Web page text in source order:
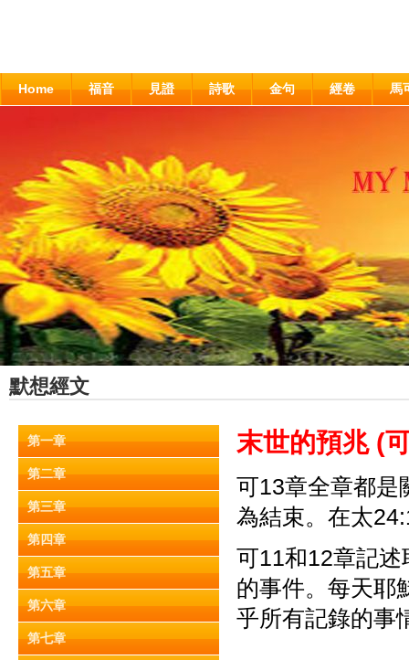
Home 福音 見證 詩歌 金句 經卷 馬
默想經文
第一章
第二章
第三章
第四章
第五章
第六章
第七章
末世的預兆 (
可13章全章都是
為結束。在太
可11和12章記
的事件。每天耶
乎所有記錄的事